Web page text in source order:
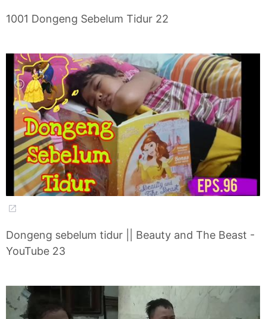
1001 Dongeng Sebelum Tidur 22
Dongeng sebelum tidur || Beauty and The Beast -
YouTube 23